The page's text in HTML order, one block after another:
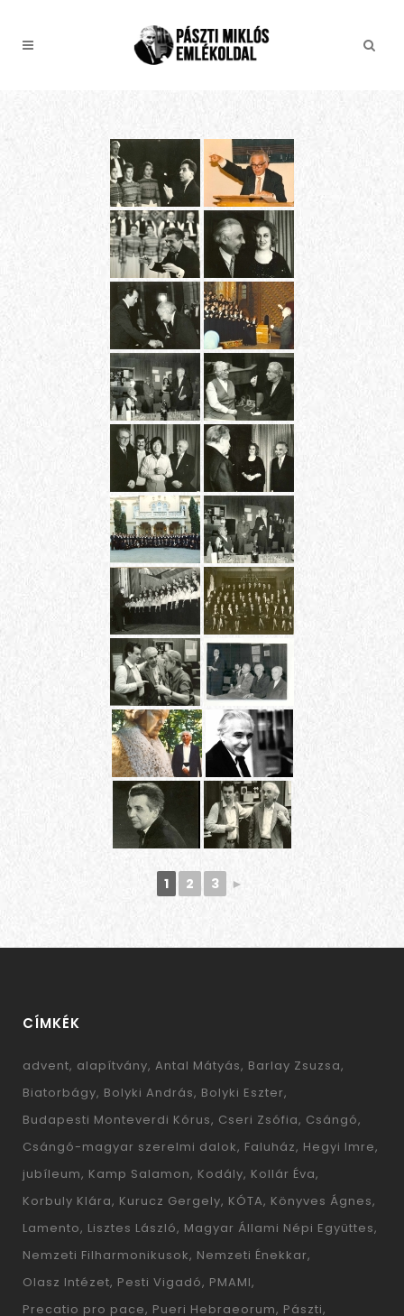
1 2 3 ►
CÍMKÉK
advent alapítvány Antal Mátyás Barlay Zsuzsa
Biatorbágy Bolyki András Bolyki Eszter
Budapesti Monteverdi Kórus Cseri Zsófia Csángó
Csángó-magyar szerelmi dalok Faluház Hegyi Imre
jubíleum Kamp Salamon Kodály Kollár Éva
Korbuly Klára Kurucz Gergely KÓTA Könyves Ágnes
Lamento Lisztes László Magyar Állami Népi Együttes
Nemzeti Filharmonikusok Nemzeti Énekkar
Olasz Intézet Pesti Vigadó PMAMI
Precatio pro pace Pueri Hebraeorum Pászti